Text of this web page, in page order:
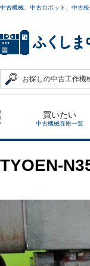
中古機械、中古ロボット、中古
買いたい
中古機械在庫一覧
TYOEN-